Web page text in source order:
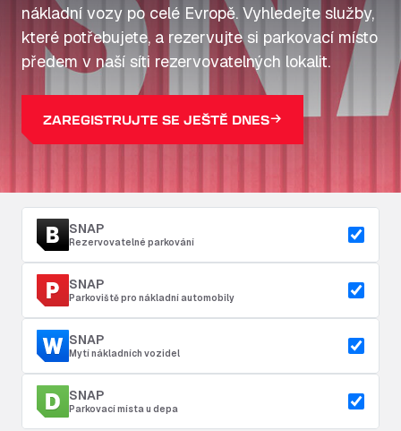
nákladní vozy po celé Evropě. Vyhledejte služby,
které potřebujete, a rezervujte si parkovací místo
předem v naší síti rezervovatelných lokalit.
ZAREGISTRUJTE SE JEŠTĚ DNES
SNAP
Rezervovatelné parkování
SNAP
Parkoviště pro nákladní automobily
SNAP
Mytí nákladních vozidel
SNAP
Parkovací místa u depa